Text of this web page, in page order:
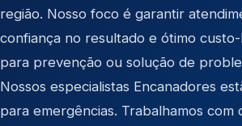
região. Nosso foco é garantir
confiança no resultado e ótimo
para prevenção ou solução de
Nossos especialistas Encanadores
para emergências. Trabalhamos